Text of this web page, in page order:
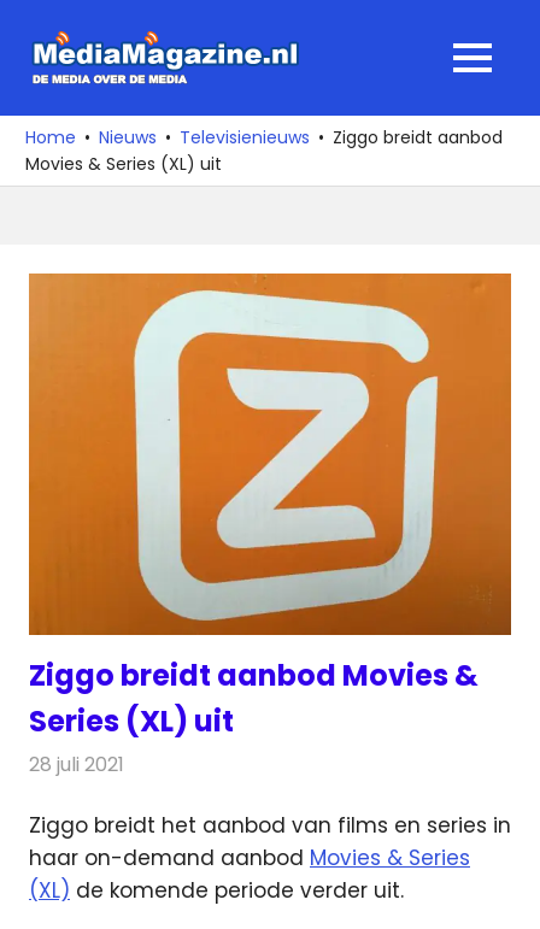
naar
media
over
de
MENU
Home Nieuws Televisienieuws
Ziggo breidt aanbod
Movies & Series (XL) uit
Ziggo breidt aanbod Movies &
Series (XL) uit
28 juli 2021
Ziggo breidt het aanbod van films en series in
haar on-demand aanbod Movies & Series
(XL) de komende periode verder uit.